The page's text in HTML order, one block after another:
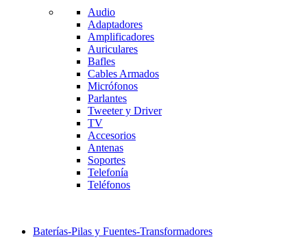
Audio
Adaptadores
Amplificadores
Auriculares
Bafles
Cables Armados
Micrófonos
Parlantes
Tweeter y Driver
TV
Accesorios
Antenas
Soportes
Telefonía
Teléfonos
Baterías-Pilas y Fuentes-Transformadores